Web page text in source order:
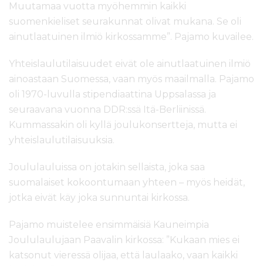
Muutamaa vuotta myöhemmin kaikki
suomenkieliset seurakunnat olivat mukana. Se oli
ainutlaatuinen ilmiö kirkossamme”. Pajamo kuvailee.
Yhteislaulutilaisuudet eivät ole ainutlaatuinen ilmiö
ainoastaan Suomessa, vaan myös maailmalla. Pajamo
oli 1970-luvulla stipendiaattina Uppsalassa ja
seuraavana vuonna DDR:ssä Itä-Berliinissä.
Kummassakin oli kyllä joulukonsertteja, mutta ei
yhteislaulutilaisuuksia.
Joululauluissa on jotakin sellaista, joka saa
suomalaiset kokoontumaan yhteen – myös heidät,
jotka eivät käy joka sunnuntai kirkossa.
Pajamo muistelee ensimmäisiä Kauneimpia
Joululaulujaan Paavalin kirkossa: ”Kukaan mies ei
katsonut vieressä olijaa, että laulaako, vaan kaikki